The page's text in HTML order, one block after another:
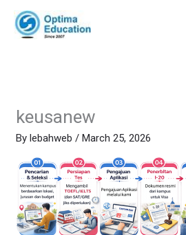
content
keusanew
Bylebahweb/March 25, 2026